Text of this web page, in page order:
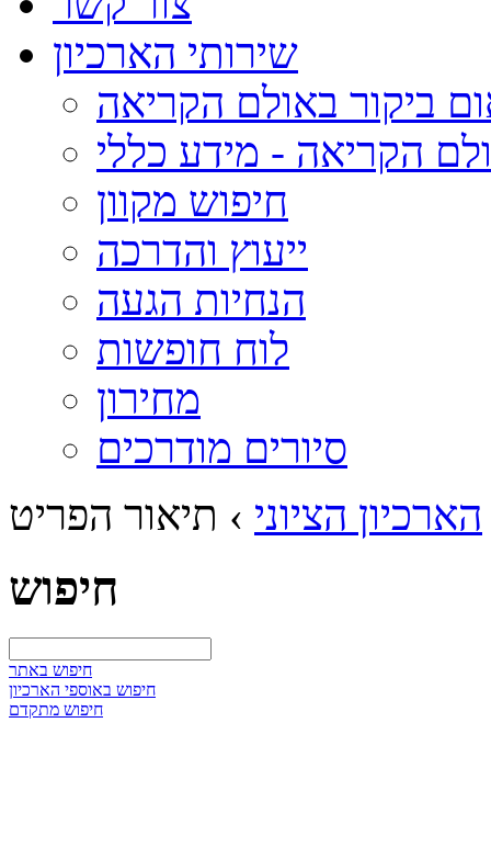
שירותי הארכיון
ביקור באולם הקריאה
הקריאה - מידע כללי
חיפוש מקוון
ייעוץ והדרכה
הנחיות הגעה
לוח חופשות
מחירון
סיורים מודרכים
הארכיון הציוני › תיאור הפריט
חיפוש
חיפוש באתר
חיפוש באוספי הארכיון
חיפוש מתקדם